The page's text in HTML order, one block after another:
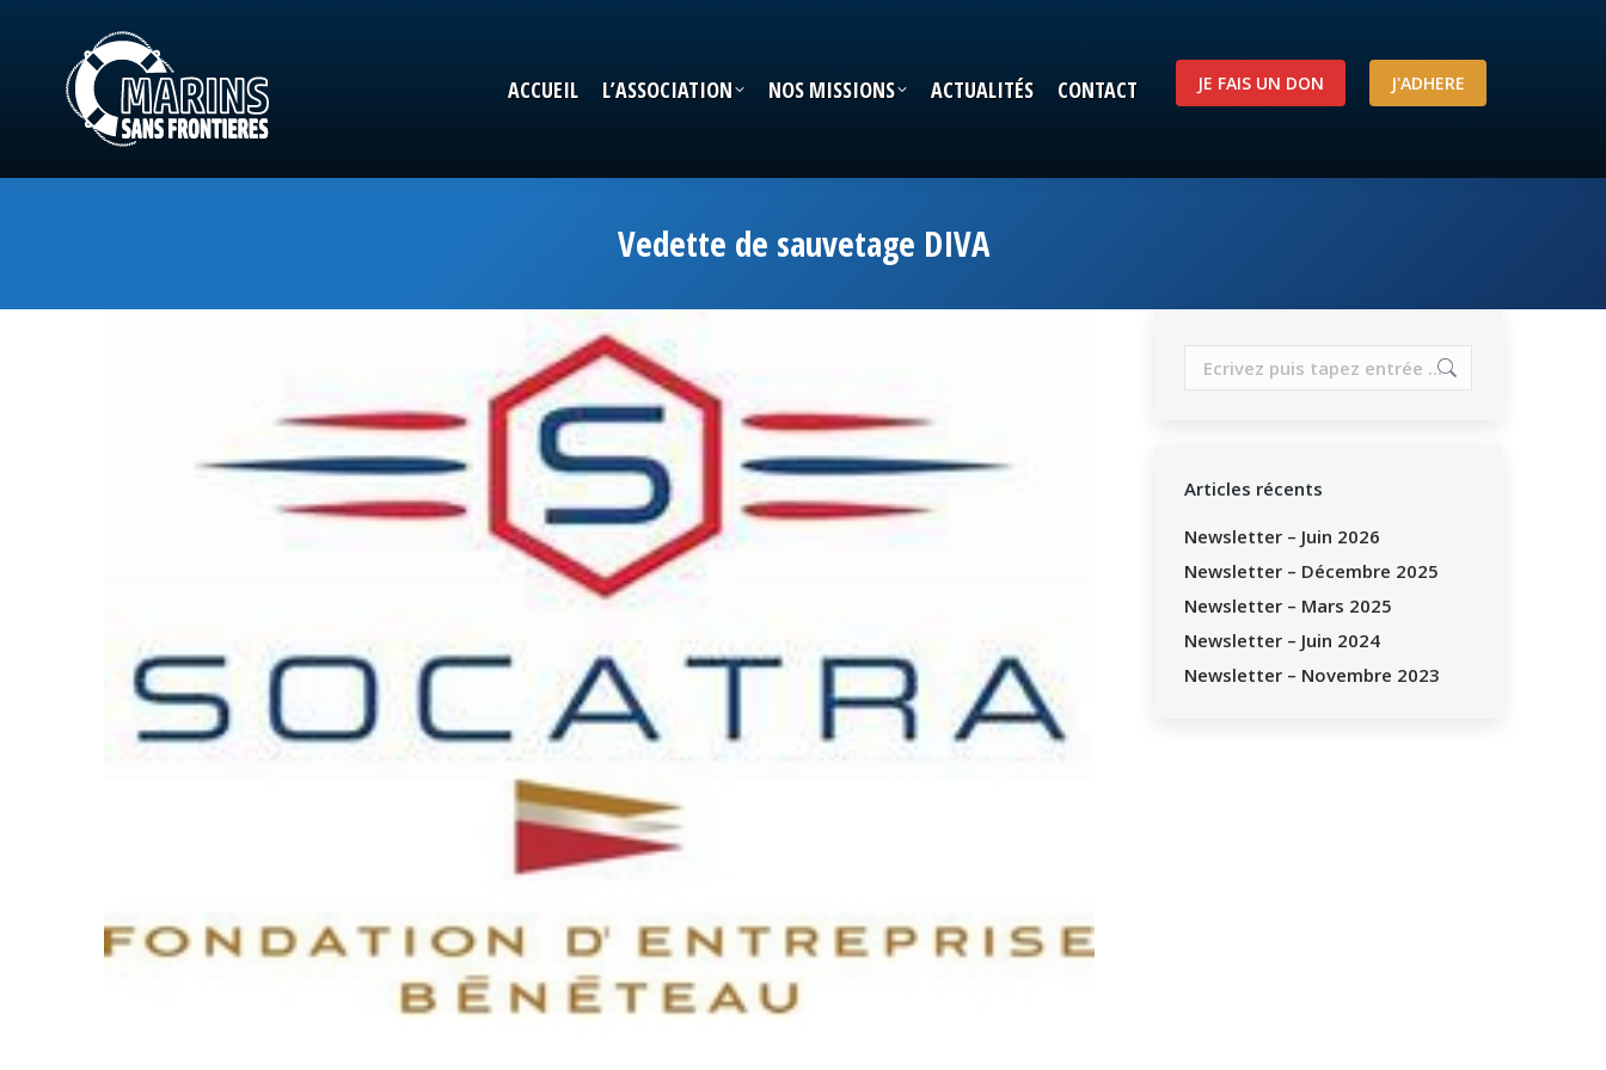
ACCUEIL L’ASSOCIATION NOS MISSIONS ACTUALITÉS CONTACT JE FAIS UN DON J'ADHERE
Vedette de sauvetage DIVA
Search:
Articles récents
Newsletter – Juin 2026
Newsletter – Décembre 2025
Newsletter – Mars 2025
Newsletter – Juin 2024
Newsletter – Novembre 2023
ACCUEIL L’ASSOCIATION NOS MISSIONS ACTUALITÉS CONTACT JE FAIS UN DON J'ADHERE